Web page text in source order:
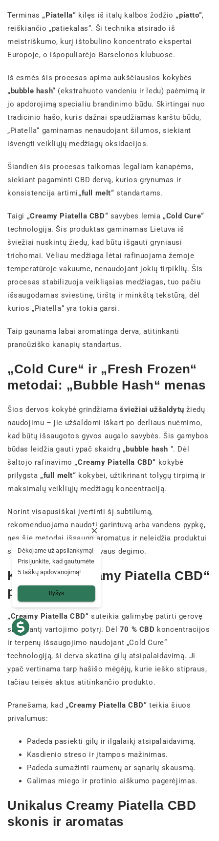
Terminas „Piatella“ kilęs iš italų kalbos žodžio „piatto“,
reiškiančio „patiekalas“. Ši technika atsirado iš
meistriškumo, kurį ištobulino koncentrato ekspertai
Europoje, o išpopuliarėjo Barselonos klubuose.
Iš esmės šis procesas apima aukščiausios kokybės
„bubble hash“ (ekstrahuoto vandeniu ir ledu) paėmimą ir
jo apdorojimą specialiu brandinimo būdu. Skirtingai nuo
tradicinio hašo, kuris dažnai spaudžiamas karštu būdu,
„Piatella“ gaminamas nenaudojant šilumos, siekiant
išvengti veikliųjų medžiagų oksidacijos.
Šiandien šis procesas taikomas legaliam kanapėms,
siekiant pagaminti CBD dervą, kurios grynumas ir
konsistencija artimi„full melt“ standartams.
Taigi „Creamy Piatella CBD“ savybes lemia „Cold Cure“
technologija. Šis produktas gaminamas Lietuva iš
šviežiai nuskintų žiedų, kad būtų išgauti gryniausi
trichomai. Vėliau medžiaga lėtai rafinuojama žemoje
temperatūroje vakuume, nenaudojant jokių tirpiklių. Šis
procesas stabilizuoja veikliąsias medžiagas, tuo pačiu
išsaugodamas sviestinę, tirštą ir minkštą tekstūrą, dėl
kurios „Piatella“ yra tokia garsi.
Taip gaunama labai aromatinga derva, atitinkanti
prancūziško kanapių standartus.
„Cold Cure“ ir „Fresh Frozen“
metodai: „Bubble Hash“ menas
Šios dervos kokybė grindžiama šviežiai užšaldytų žiedų
naudojimu – jie užšaldomi iškart po derliaus nuėmimo,
kad būtų išsaugotos gyvos augalo savybės. Šis gamybos
būdas leidžia gauti ypač skaidrų „bubble hash “. Dėl
šaltojo rafinavimo „Creamy Piatella CBD“ kokybė
prilygsta „full melt“ kokybei, užtikrinant tolygų tirpimą ir
maksimalų veikliųjų medžiagų koncentraciją.
Norint visapusiškai įvertinti šį subtilumą,
rekomenduojama naudoti garintuvą arba vandens pypkę,
nes šie metodai išsaugo aromatus ir neleidžia produktui
sugadinti pernelyg intensyvaus degimo.
Koks yra „Creamy Piatella CBD“
poveikis?
„Creamy Piatella CBD“ suteikia galimybę patirti gerovę
skatinantį vartojimo potyrį. Dėl 70 % CBD koncentracijos
ir terpenų išsaugojimo naudojant „Cold Cure“
technologiją, ši derva skatina gilų atsipalaidavimą. Ji
ypač vertinama tarp hašišo mėgėjų, kurie ieško stipraus,
tačiau teisės aktus atitinkančio produkto.
Pranešama, kad „Creamy Piatella CBD“ teikia šiuos
privalumus:
Padeda pasiekti gilų ir ilgalaikį atsipalaidavimą.
Kasdienio streso ir įtampos mažinimas.
Padeda sumažinti raumenų ar sąnarių skausmą.
Galimas miego ir protinio aiškumo pagerėjimas.
Unikalus Creamy Piatella CBD
skonis ir aromatas
Dėkojame už apsilankymą!
Prisijunkite, kad gautumėte
5 taškų apdovanojimą!
Ryšys